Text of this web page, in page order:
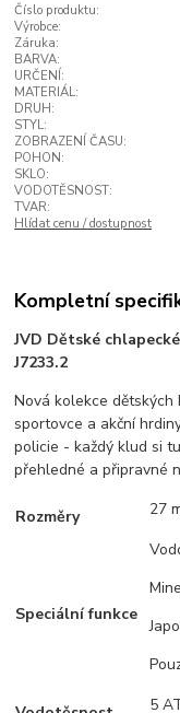
Číslo produktu:
Výrobce:
Záruka:
BARVA:
URČENÍ:
MATERIÁL:
DRUH:
STYL:
ZOBRAZENÍ ČASU:
POHON:
SKLO:
VODOTĚSNOST:
TVAR:
Hlídat cenu / dostupnost
Kompletní
JVD Dětské
J7233.2
Nová kolekce dětských
sportovce a akční
policie - každý klud si
přehledné a připravné
Rozměry 27
Speciální funkce
5